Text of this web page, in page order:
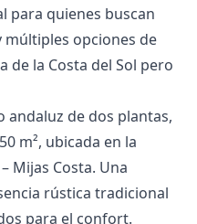
para quienes buscan
opciones ‌de
de la ‌Costa ‌del ‌Sol ‌pero
andaluz de dos plantas,
m², ubicada en la
Mijas Costa. Una
rústica tradicional
para el confort.